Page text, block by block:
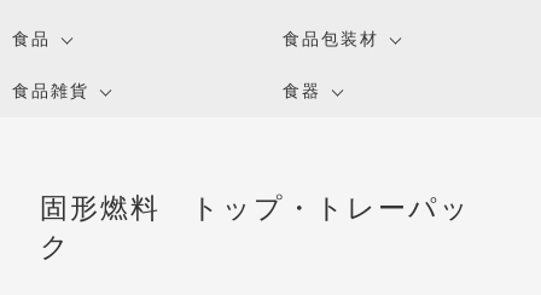
固形燃料 トップ・トレーパッ
ク
食品 食品包装材
食品雑貨 食器